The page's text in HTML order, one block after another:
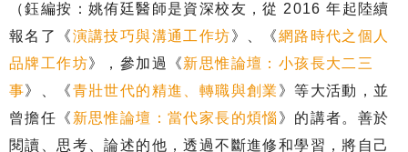
（鈺編按：姚侑廷醫師是資深校友，從 2016 年起陸續
報名了《演講技巧與溝通工作坊》、《網路時代之個人
品牌工作坊》，參加過《新思惟論壇：小孩長大二三
事》、《青壯世代的精進、轉職與創業 》等大活動，並
曾擔任《 新思惟論壇：當代家長的煩惱 》的講者。善於
閱讀、思考、論述的他，透過不斷進修和學習，將自己